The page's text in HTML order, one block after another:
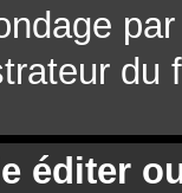
du
éditer